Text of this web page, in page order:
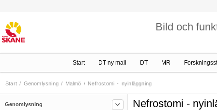
Bild och
Start DT ny mall DT MR
Start / Genomlysning / Malmö / Nefrostomi - nyinläggning
Genomlysning
Malmö
Fistulografi - Buk
Gastrojejunostomi - byte av kateter över ledare Nefrostomi -